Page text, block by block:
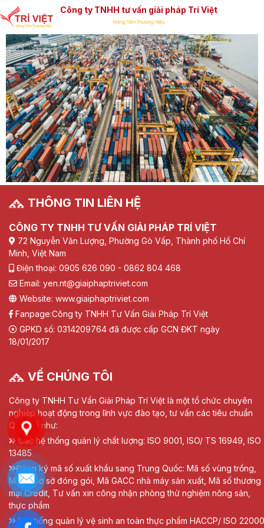
Công ty TNHH tư vấn giải pháp Trí Việt
THÔNG TIN LIÊN HỆ
CÔNG TY TNHH TƯ VẤN GIẢI PHÁP TRÍ VIỆT
72 Nguyễn Văn Lượng, Phường Gò Vấp, Thành phố Hồ Chí
Minh, Việt Nam
Điện thoại: 0905 626 090 - 0862 804 468
Email: yen.nt@giaiphaptriviet.com
Website: www.giaiphaptriviet.com
Fanpage:Công ty TNHH Tư Vấn Giải Pháp Trí Việt
GPKD số: 0314209764 đã được cấp GCN ĐKT ngày
18/01/2017
VỀ CHÚNG TÔI
Công ty TNHH Tư Vấn Giải Pháp Trí Việt là một tổ chức chuyên
nghiệp hoạt động trong lĩnh vực đào tạo, tư vấn các tiêu chuẩn
Quốc tế như:
Các hệ thống quản lý chất lượng: ISO 9001, ISO/ TS 16949, ISO
13485
Đăng ký mã số xuất khẩu sang Trung Quốc: Mã số vùng trồng,
Mã số cơ sở đóng gói, Mã GACC nhà máy sản xuất, Mã số thương
mại Credit, Tư vấn xin công nhận phòng thử nghiệm nông sản,
thực phẩm
Hệ thống quản lý vệ sinh an toàn thực phẩm HACCP/ ISO